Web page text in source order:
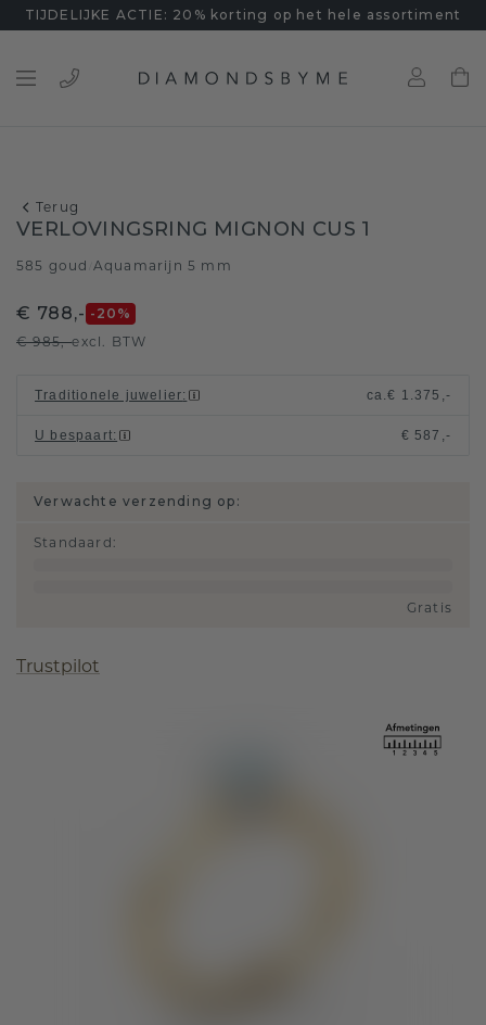
TIJDELIJKE ACTIE: 20% korting op het hele assortiment
Terug
VERLOVINGSRING MIGNON CUS 1
585 goud Aquamarijn 5 mm
€ 788,- -20 %
€ 985,-excl. BTW
Traditionele juwelier: ca.€ 1.375,-
U bespaart: € 587,-
Verwachte verzending op:
Standaard :
Gratis
Trustpilot